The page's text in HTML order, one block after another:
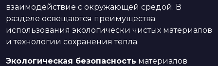
взаимодействие с окружающей средой. В
разделе освещаются преимущества
использования экологически чистых материалов
и технологии сохранения тепла.
Экологическая безопасность материалов